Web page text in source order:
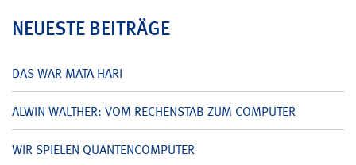
NEUESTE BEITRÄGE
DAS WAR MATA HARI
ALWIN WALTHER: VOM RECHENSTAB ZUM COMPUTER
WIR SPIELEN QUANTENCOMPUTER